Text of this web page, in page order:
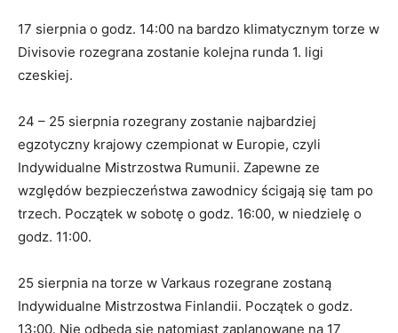
17 sierpnia o godz. 14:00 na bardzo klimatycznym torze w
Divisovie rozegrana zostanie kolejna runda 1. ligi
czeskiej.
24 – 25 sierpnia rozegrany zostanie najbardziej
egzotyczny krajowy czempionat w Europie, czyli
Indywidualne Mistrzostwa Rumunii. Zapewne ze
względów bezpieczeństwa zawodnicy ścigają się tam po
trzech. Początek w sobotę o godz. 16:00, w niedzielę o
godz. 11:00.
25 sierpnia na torze w Varkaus rozegrane zostaną
Indywidualne Mistrzostwa Finlandii. Początek o godz.
13:00. Nie odbędą się natomiast zaplanowane na 17